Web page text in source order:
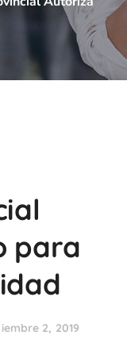
para
2, 2019